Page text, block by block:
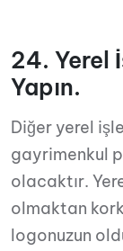
24. Yerel
Yapın.
Diğer yerel
gayrimenkul
olacaktır.
olmaktan
logonuzun